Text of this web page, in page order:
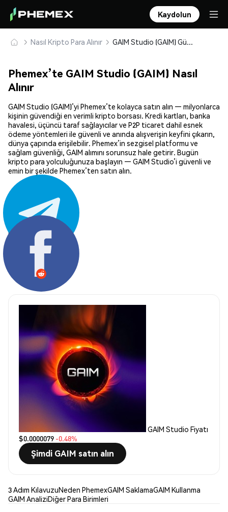
Kaydolun
Nasıl Kripto Para Alınır GAIM Studio (GAIM) Güvenle Satın Alın ve Saklayın
Phemex’te GAIM Studio (GAIM) Nasıl
Alınır
GAIM Studio (GAIM)’yi Phemex’te kolayca satın alın — milyonlarca
kişinin güvendiği en verimli kripto borsası. Kredi kartları, banka
havalesi, üçüncü taraf sağlayıcılar ve P2P ticaret dahil esnek
ödeme yöntemleri ile güvenli ve anında alışverişin keyfini çıkarın,
dünya çapında erişilebilir. Phemex’in sezgisel platformu ve
sağlam güvenliği, GAIM alımını sorunsuz hale getirir. Bugün
kripto para yolculuğunuza başlayın — GAIM Studio’i güvenli ve
emin bir şekilde Phemex’ten satın alın.
Paylaş:
GAIM Studio Fiyatı
$0.0000079 -0.48%
Şimdi GAIM satın alın
3 Adım KılavuzuNeden PhemexGAIM SaklamaGAIM Kullanma
GAIM AnaliziDiğer Para Birimleri